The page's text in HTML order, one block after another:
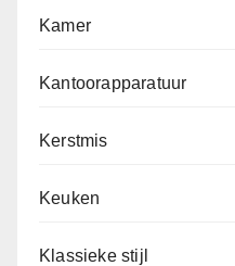
Kamer
Kantoorapparatuur
Kerstmis
Keuken
Klassieke stijl